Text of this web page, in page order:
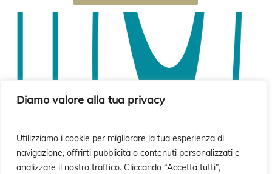
Diamo valore alla tua privacy
Utilizziamo i cookie per migliorare la tua esperienza di
navigazione, offrirti pubblicità o contenuti personalizzati e
analizzare il nostro traffico. Cliccando “Accetta tutti”,